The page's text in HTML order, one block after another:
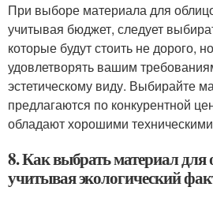
При выборе материала для
учитывая бюджет, следует
которые будут стоить не дорого,
удовлетворять вашим
эстетическому виду. Выбирайте
предлагаются по конкурентной
обладают хорошими
8. Как выбрать материал для
учитывая экологический